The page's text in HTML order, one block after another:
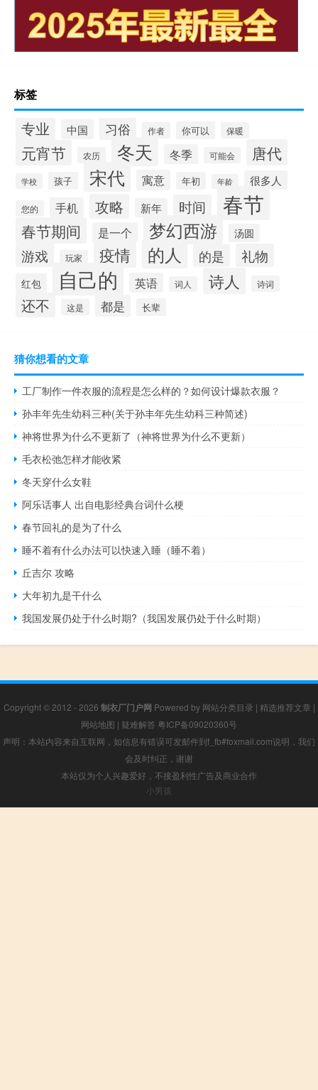
标签
专业 中国 习俗 作者 你可以 保暖
元宵节 农历 冬天 冬季 可能会 唐代
学校 孩子 宋代 寓意 年初 年龄 很多人
您的 手机 攻略 新年 时间 春节
春节期间 是一个 梦幻西游 汤圆
游戏 玩家 疫情 的人 的是 礼物
红包 自己的 英语 词人 诗人 诗词
还不 这是 都是 长辈
猜你想看的文章
工厂制作一件衣服的流程是怎么样的？如何设计爆款衣服？
孙丰年先生幼科三种(关于孙丰年先生幼科三种简述)
神将世界为什么不更新了（神将世界为什么不更新）
毛衣松弛怎样才能收紧
冬天穿什么女鞋
阿乐话事人 出自电影经典台词什么梗
春节回礼的是为了什么
睡不着有什么办法可以快速入睡（睡不着）
丘吉尔 攻略
大年初九是干什么
我国发展仍处于什么时期?（我国发展仍处于什么时期）
Copyright © 2012 - 2026 制衣厂门户网 Powered by 网站分类目录 | 精选推荐文章 |
网站地图 | 疑难解答 粤ICP备09020360号
声明：本站内容来自互联网，如信息有错误可发邮件到f_fb#foxmail.com说明，我们
会及时纠正，谢谢
本站仅为个人兴趣爱好，不接盈利性广告及商业合作
小男孩